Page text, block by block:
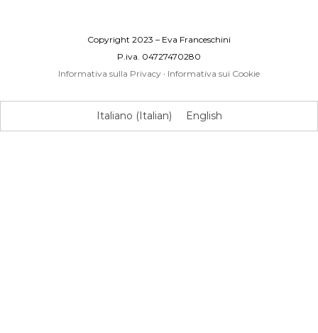
Copyright 2023 – Eva Franceschini
P.iva. 04727470280
Informativa sulla Privacy · Informativa sui Cookie
Italiano (Italian) English